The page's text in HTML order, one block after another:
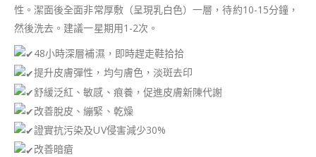
性。潔面後全面非常厚敷（呈現乳白色）一層，待約10-15分鐘，
然後洗去。建議一星期用1-2次。
48小時深層補濕，即時趕走鞋拾拾
提升皮膚彈性，均勻膚色，淡斑去印
舒緩泛紅、敏感、痕養，促進皮膚新陳代謝
改善脫皮、繃緊、乾燥
證實抗污染及UV侵害減少30%
改善暗瘡